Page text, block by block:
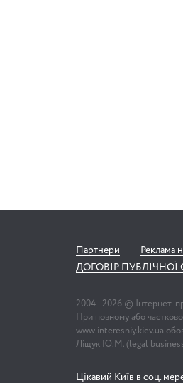
Партнери Реклама
ДОГОВІР ПУБЛІЧНОЇ
2004 - 2026 © Інтернет-
При повному або
www.interesniy.kiev.ua
Ліщук Ю.М. (legal
Цікавий Київ в соц.